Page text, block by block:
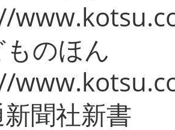
のほん
聞社新書